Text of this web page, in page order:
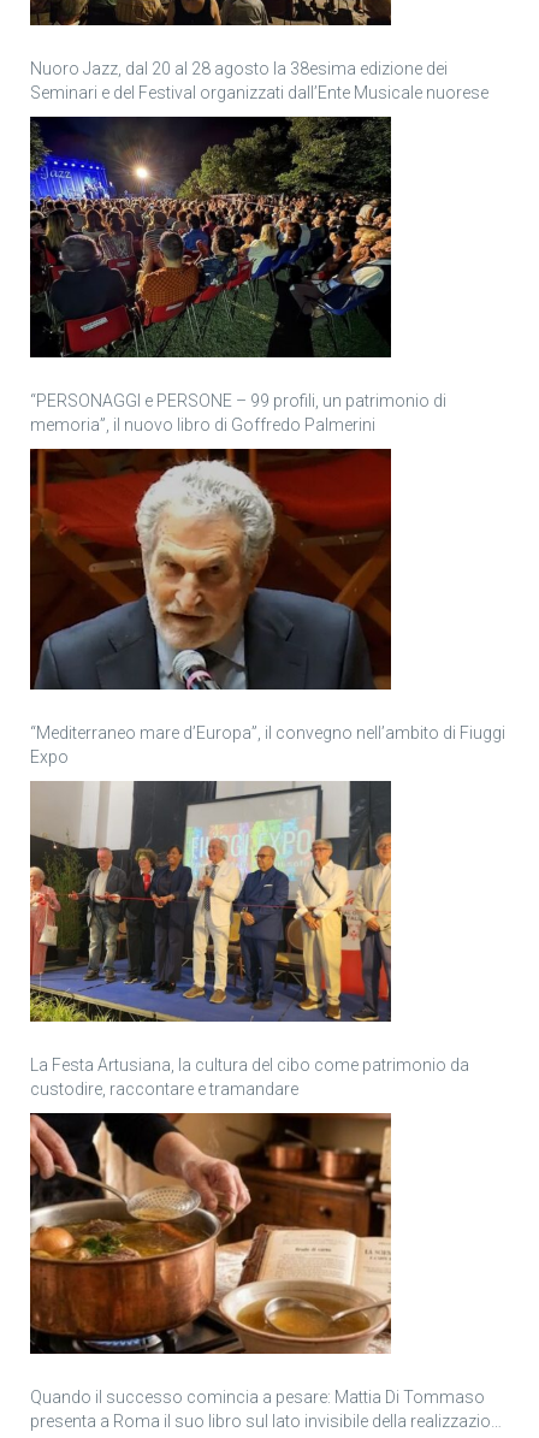
Nuoro Jazz, dal 20 al 28 agosto la 38esima edizione dei
Seminari e del Festival organizzati dall’Ente Musicale nuorese
“PERSONAGGI e PERSONE – 99 profili, un patrimonio di
memoria”, il nuovo libro di Goffredo Palmerini
“Mediterraneo mare d’Europa”, il convegno nell’ambito di Fiuggi
Expo
La Festa Artusiana, la cultura del cibo come patrimonio da
custodire, raccontare e tramandare
Quando il successo comincia a pesare: Mattia Di Tommaso
presenta a Roma il suo libro sul lato invisibile della realizzazione